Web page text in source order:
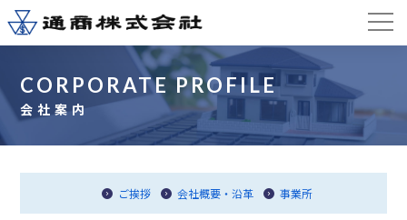
CORPORATE PROFILE
会社案内
ご挨拶 会社概要・沿革 事業所